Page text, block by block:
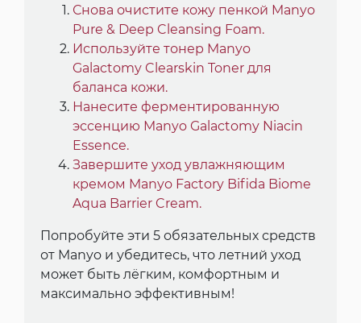
Снова очистите кожу пенкой Manyo
Pure & Deep Cleansing Foam.
Используйте тонер Manyo
Galactomy Clearskin Toner для
баланса кожи.
Нанесите ферментированную
эссенцию Manyo Galactomy Niacin
Essence.
Завершите уход увлажняющим
кремом Manyo Factory Bifida Biome
Aqua Barrier Cream.
Попробуйте эти 5 обязательных средств
от Manyo и убедитесь, что летний уход
может быть лёгким, комфортным и
максимально эффективным!